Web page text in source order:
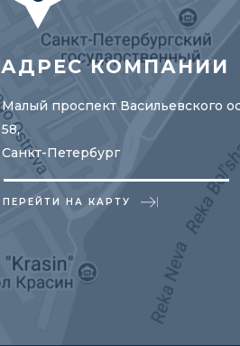
АДРЕС КОМПАНИИ
Малый проспект Васильевского
58,
Санкт-Петербург
ПЕРЕЙТИ НА КАРТУ